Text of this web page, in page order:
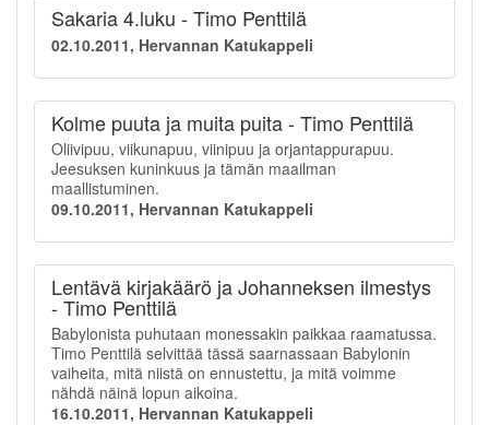
Sakaria 4.luku - Timo Penttilä
02.10.2011, Hervannan Katukappeli
Kolme puuta ja muita puita - Timo Penttilä
Oliivipuu, viikunapuu, viinipuu ja orjantappurapuu.
Jeesuksen kuninkuus ja tämän maailman
maallistuminen.
09.10.2011, Hervannan Katukappeli
Lentävä kirjakäärö ja Johanneksen ilmestys
- Timo Penttilä
Babylonista puhutaan monessakin paikkaa raamatussa.
Timo Penttilä selvittää tässä saarnassaan Babylonin
vaiheita, mitä niistä on ennustettu, ja mitä voimme
nähdä näinä lopun aikoina.
16.10.2011, Hervannan Katukappeli